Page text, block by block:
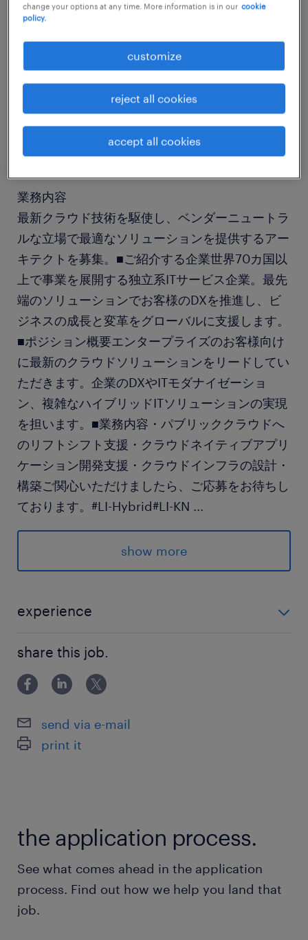
社名
その他 技術系（IT・Web・通信系）
業務内容
最新クラウド技術を駆使し、ベンダーニュートラ
ルな立場で最適なソリューションを提供するアー
キテクトを募集。■ご紹介する企業世界70カ国以
上で事業を展開する独立系ITサービス企業。最先
端のソリューションでお客様のDXを推進し、ビ
ジネスの成長と変革をグローバルに支援します。
■ポジション概要エンタープライズのお客様向け
に最新のクラウドソリューションをリードしてい
ただきます。企業のDXやITモダナイゼーショ
ン、複雑なハイブリッドITソリューションの実現
を担います。■業務内容・パブリッククラウドへ
のリフトシフト支援・クラウドネイティブアプリ
ケーション開発支援・クラウドインフラの設計・
構築ご関心いただけましたら、ご応募をお待ちし
ております。#LI-Hybrid#LI-KN ...
■必須条件
経験
・クラウドインフラ運用の知識
■歓迎条件
・エンタープライズ向けソリューション経験
・DevOps／モダナイゼーションの知識
土曜日 日曜日 祝日
給与
show more
experience
クト経験 ・主要クラウド（IaaS、PaaSなど）の知識 ・
クラウドインフラ運用の知識 ■歓迎条件 ・AWS、
Azure、GCP等の認定資格 ・
share this job.
send via e-mail
print it
the application process.
See what comes ahead in the application
process. Find out how we help you land that
job.
change your options at any time. More information is in our cookie
policy.
customize
reject all cookies
accept all cookies